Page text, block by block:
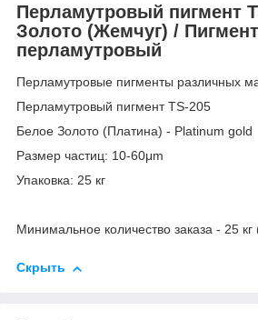
Перламутровый пигмент
Золото (Жемчуг) / Пигмент
перламутровый
Перламутровые пигменты различных
Перламутровый пигмент TS-205
Белое Золото (Платина) - Platinum gold
Размер частиц: 10-60μm
Упаковка: 25 кг
Минимальное количество заказа - 25 кг
Скрыть